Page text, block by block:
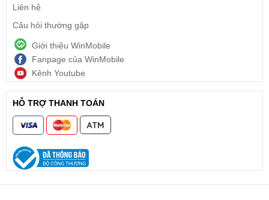
Liên hệ
Câu hỏi thường gặp
Giới thiệu WinMobile
Fanpage của WinMobile
Kênh Youtube
HỖ TRỢ THANH TOÁN